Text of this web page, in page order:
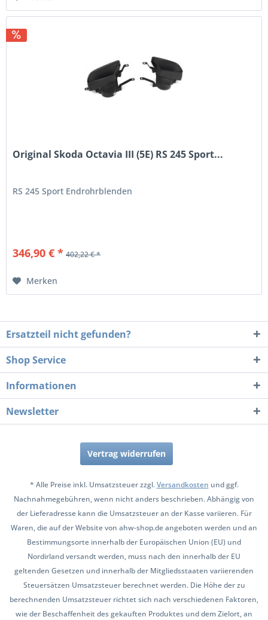
Original Skoda Octavia III (5E) RS 245 Sport...
RS 245 Sport Endrohrblenden
346,90 € * 402,22 € *
Merken
Ersatzteil nicht gefunden?
Shop Service
Informationen
Newsletter
Vertrag widerrufen
* Alle Preise inkl. Umsatzsteuer zzgl.Versandkosten und ggf.
Nachnahmegebühren, wenn nicht anders beschrieben. Abhängig von
der Lieferadresse kann die Umsatzsteuer an der Kasse variieren. Für
Waren, die auf der Website von ahw-shop.de angeboten werden und an
Bestimmungsorte innerhalb der Europäischen Union (EU) und
Nordirland versandt werden, muss nach den innerhalb der EU
geltenden Gesetzen und innerhalb der Mitgliedsstaaten variierenden
Steuersätzen Umsatzsteuer berechnet werden. Die Höhe der zu
berechnenden Umsatzsteuer richtet sich nach verschiedenen Faktoren,
wie der Beschaffenheit des gekauften Produktes und dem Zielort, an